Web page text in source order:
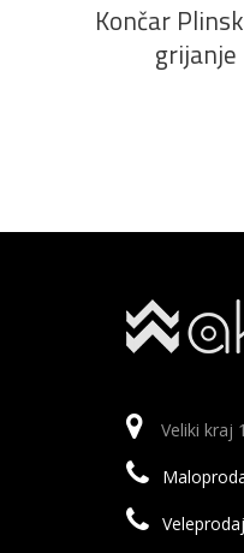
Končar
grijanje
Veliki kraj